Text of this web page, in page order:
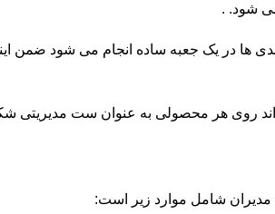
شود. .
ها در یک جعبه ساده انجام می شود ضمن
روی هر محصولی به عنوان ست مدیریتی
شامل موارد زیر است: